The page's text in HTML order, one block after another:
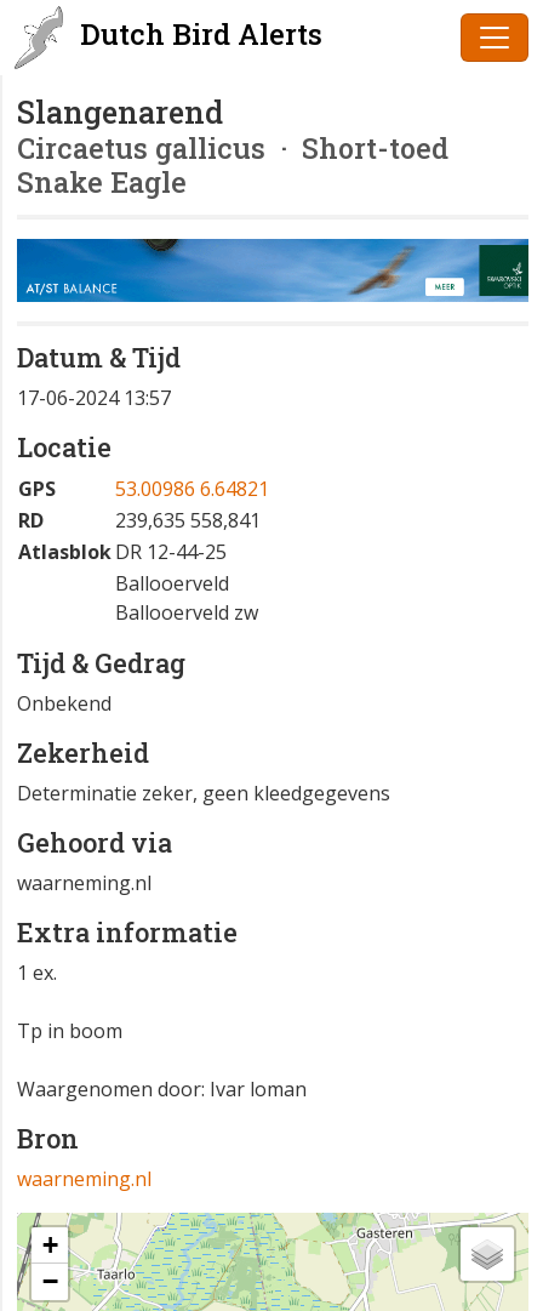
Dutch Bird Alerts
Slangenarend
Circaetus gallicus · Short-toed
Snake Eagle
Datum & Tijd
17-06-2024 13:57
Locatie
GPS
53.00986 6.64821
RD
239,635 558,841
AtlasblokDR 12-44-25
Ballooerveld
Ballooerveld zw
Tijd & Gedrag
Onbekend
Zekerheid
Determinatie zeker, geen kleedgegevens
Gehoord via
waarneming.nl
Extra informatie
1 ex.
Tp in boom
Waargenomen door: Ivar loman
Bron
waarneming.nl
+
−